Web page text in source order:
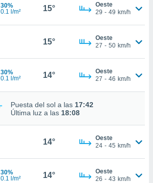
30%
0.1 l/m²
15°
Oeste
29 - 49 km/h
15°
Oeste
27 - 50 km/h
30%
0.1 l/m²
14°
Oeste
27 - 46 km/h
Puesta del sol a las 17:42
Última luz a las 18:08
14°
Oeste
24 - 45 km/h
30%
0.1 l/m²
14°
Oeste
26 - 43 km/h